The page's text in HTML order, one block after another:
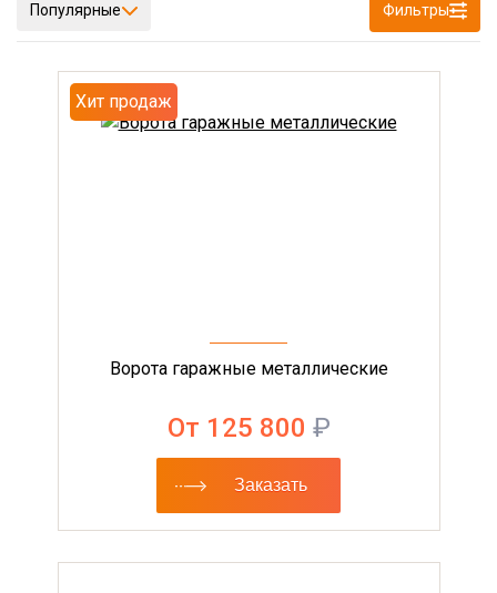
Популярные Фильтры
Хит продаж
Ворота гаражные металлические
От 125 800 ₽
Заказать